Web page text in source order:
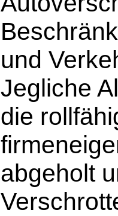
und
Jegliche
die
abgeholt